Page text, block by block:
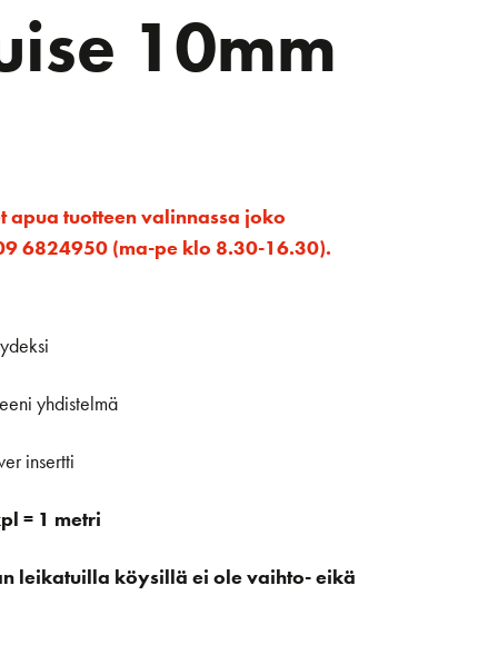
10mm
apua tuotteen valinnassa joko
6824950 (ma-pe klo 8.30-16.30).
yhdistelmä
insertti
= 1 metri
leikatuilla köysillä ei ole vaihto- eikä